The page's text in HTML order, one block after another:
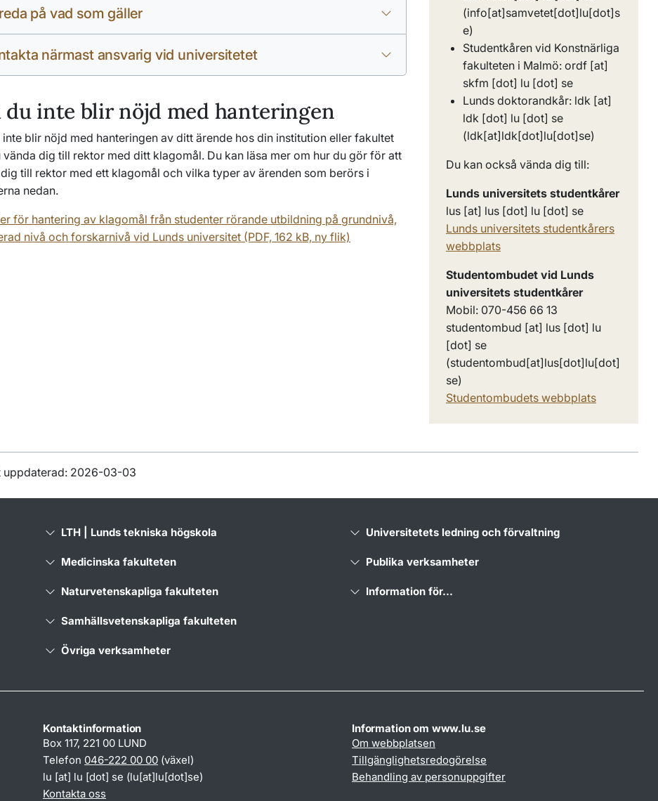
på vad som gäller
närmast ansvarig vid universitetet
du inte blir nöjd med hanteringen
inte blir nöjd med hanteringen av ditt ärende hos din institution eller fakultet
vända dig till rektor med ditt klagomål. Du kan läsa mer om hur du gör för att
till rektor med ett klagomål och vilka typer av ärenden som berörs i
nedan.
för hantering av klagomål från studenter rörande utbildning på grundnivå,
nivå och forskarnivå vid Lunds universitet (PDF, 162 kB, ny flik)
(info[at]samvetet[dot]lu[dot]s
e)
Studentkåren vid Konstnärliga
fakulteten i Malmö: ordf [at]
skfm [dot] lu [dot] se
Lunds doktorandkår: ldk [at]
ldk [dot] lu [dot] se
(ldk[at]ldk[dot]lu[dot]se)
Du kan också vända dig till:
Lunds universitets studentkårer
lus [at] lus [dot] lu [dot] se
Lunds universitets studentkårers
webbplats
Studentombudet vid Lunds
universitets studentkårer
Mobil: 070-456 66 13
studentombud [at] lus [dot] lu
[dot] se
(studentombud[at]lus[dot]lu[dot]
se)
Studentombudets webbplats
uppdaterad: 2026-03-03
LTH | Lunds tekniska högskola
Medicinska fakulteten
Naturvetenskapliga fakulteten
Samhällsvetenskapliga fakulteten
Övriga verksamheter
Universitetets ledning och förvaltning
Publika verksamheter
Information för...
Kontaktinformation
Box 117, 221 00 LUND
Telefon 046-222 00 00 (växel)
lu [at] lu [dot] se (lu[at]lu[dot]se)
Kontakta oss
Information om www.lu.se
Om webbplatsen
Tillgänglighetsredogörelse
Behandling av personuppgifter